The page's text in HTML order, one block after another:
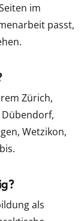
im
passt,
Zürich,
Wetzikon,
als